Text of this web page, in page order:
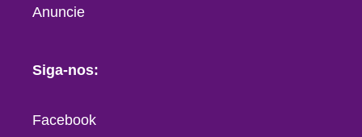
Anuncie
Siga-nos:
Facebook